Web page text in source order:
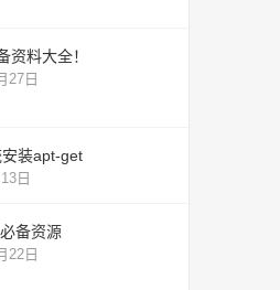
资料大全！
27日
装apt-get
日
备资源
22日